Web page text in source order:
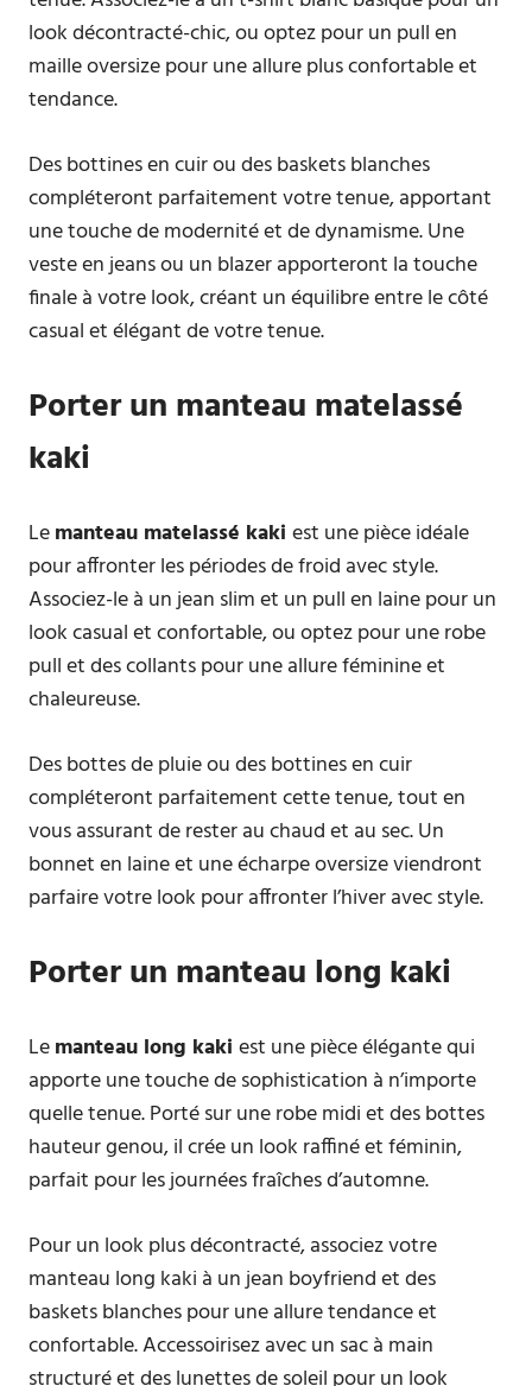
look décontracté-chic, ou optez pour un pull en
maille oversize pour une allure plus confortable et
tendance.
Des bottines en cuir ou des baskets blanches
compléteront parfaitement votre tenue, apportant
une touche de modernité et de dynamisme. Une
veste en jeans ou un blazer apporteront la touche
finale à votre look, créant un équilibre entre le côté
casual et élégant de votre tenue.
Porter un manteau matelassé
kaki
Lemanteau matelassé kaki est une pièce idéale
pour affronter les périodes de froid avec style.
Associez-le à un jean slim et un pull en laine pour un
look casual et confortable, ou optez pour une robe
pull et des collants pour une allure féminine et
chaleureuse.
Des bottes de pluie ou des bottines en cuir
compléteront parfaitement cette tenue, tout en
vous assurant de rester au chaud et au sec. Un
bonnet en laine et une écharpe oversize viendront
parfaire votre look pour affronter l’hiver avec style.
Porter un manteau long kaki
Lemanteau long kaki est une pièce élégante qui
apporte une touche de sophistication à n’importe
quelle tenue. Porté sur une robe midi et des bottes
hauteur genou, il crée un look raffiné et féminin,
parfait pour les journées fraîches d’automne.
Pour un look plus décontracté, associez votre
manteau long kaki à un jean boyfriend et des
baskets blanches pour une allure tendance et
confortable. Accessoirisez avec un sac à main